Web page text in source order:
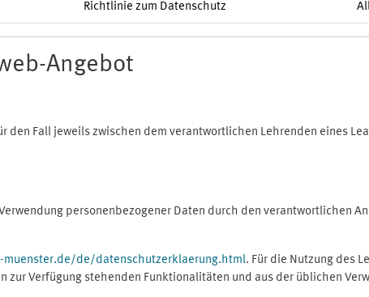
Richtlinie zum Datenschutz
Angebot
Fall jeweils zwischen dem verantwortlichen Lehrenden eines
personenbezogener Daten durch den verantwortlichen
de/datenschutzerklaerung.html. Für die Nutzung des
Verfügung stehenden Funktionalitäten und aus der üblichen